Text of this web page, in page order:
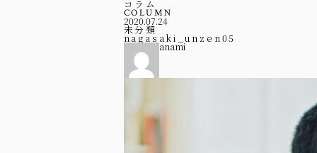
コラム
COLUMN
2020.07.24
未分類
nagasaki_unzen05
anami